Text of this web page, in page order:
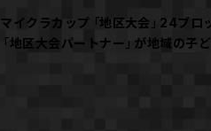
マイクラカップ「地区大会」24ブ
「地区大会パートナー」が地域の子